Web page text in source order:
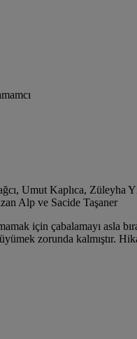
Umut Kaplıca,
Alp ve Sacide Taşaner
için çabalamayı asla
zorunda kalmıştır.